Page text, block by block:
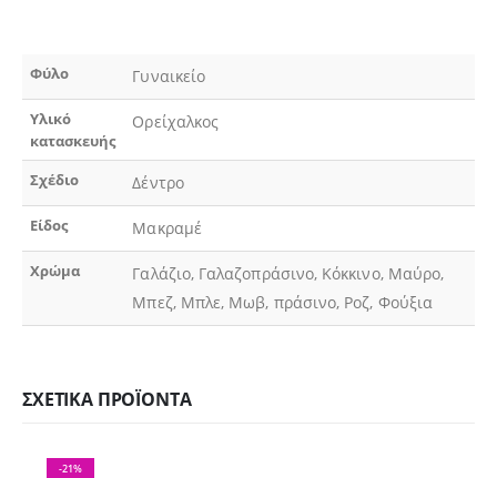
Φύλο Γυναικείο
Υλικό
κατασκευής
Ορείχαλκος
Σχέδιο Δέντρο
Είδος Μακραμέ
Χρώμα
Γαλάζιο, Γαλαζοπράσινο, Κόκκινο, Μαύρο,
Μπεζ, Μπλε, Μωβ, πράσινο, Ροζ, Φούξια
ΣΧΕΤΙΚΆ ΠΡΟΪΌΝΤΑ
-21%